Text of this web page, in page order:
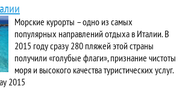
Морские курорты – одно из самых
популярных направлений отдыха в Италии. В
2015 году сразу 280 пляжей этой страны
получили «голубые флаги», признание чистоты
моря и высокого качества туристических услуг.
2015